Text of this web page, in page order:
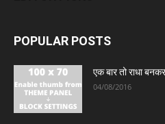
POPULAR POSTS
एक बार तो राधा
04/08/2016